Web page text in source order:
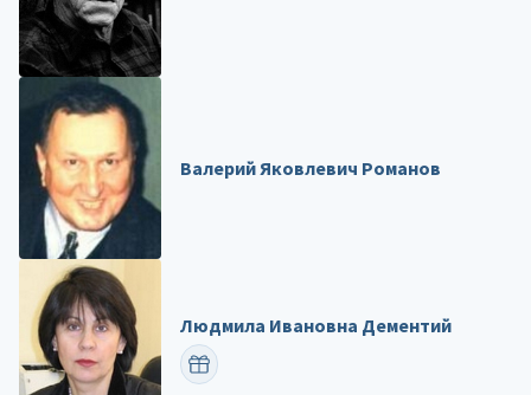
Валерий Яковлевич Романов
Людмила Ивановна Дементий
ПОЗДРАВИТЬ